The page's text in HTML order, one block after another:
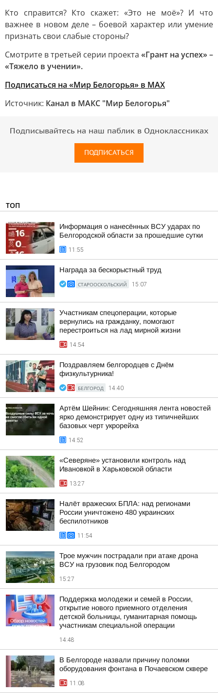
Кто справится? Кто скажет: «Это не моё»? И что
важнее в новом деле – боевой характер или умение
признать свои слабые стороны?
Смотрите в третьей серии проекта «Грант на успех» –
«Тяжело в учении».
Подписаться на «Мир Белогорья» в MAX
Источник: Канал в МАКС "Мир Белогорья"
Подписывайтесь на наш паблик в Одноклассниках
ПОДПИСАТЬСЯ
ТОП
Информация о нанесённых ВСУ ударах по
Белгородской области за прошедшие сутки
11:55
Награда за бескорыстный труд
СТАРООСКОЛЬСКИЙ 15:07
Участникам спецоперации, которые
вернулись на гражданку, помогают
перестроиться на лад мирной жизни
14:54
Поздравляем белгородцев с Днём
физкультурника!
БЕЛГОРОД 14:40
Артём Шейнин: Сегодняшняя лента новостей
ярко демонстрирует одну из типичнейших
базовых черт укрорейха
14:52
«Северяне» установили контроль над
Ивановкой в Харьковской области
13:27
Налёт вражеских БПЛА: над регионами
России уничтожено 480 украинских
беспилотников
11:54
Трое мужчин пострадали при атаке дрона
ВСУ на грузовик под Белгородом
15:27
Поддержка молодежи и семей в России,
открытие нового приемного отделения
детской больницы, гуманитарная помощь
участникам специальной операции
14:48
В Белгороде назвали причину поломки
оборудования фонтана в Почаевском сквере
11:08